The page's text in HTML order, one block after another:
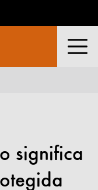
significa